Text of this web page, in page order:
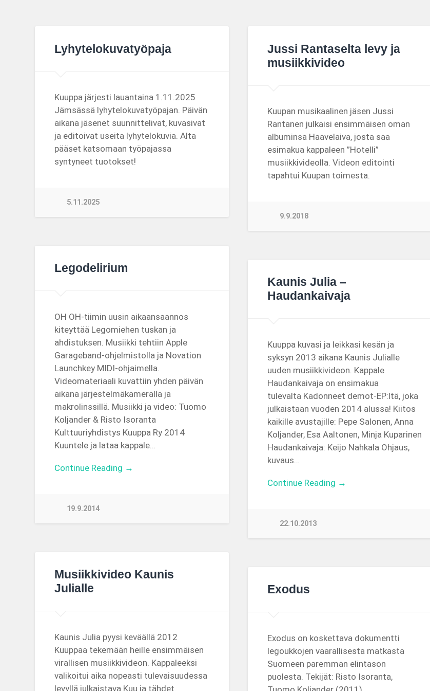
Lyhytelokuvatyöpaja
Kuuppa järjesti lauantaina 1.11.2025
Jämsässä lyhytelokuvatyöpajan. Päivän
aikana jäsenet suunnittelivat, kuvasivat
ja editoivat useita lyhytelokuvia. Alta
pääset katsomaan työpajassa
syntyneet tuotokset!
5.11.2025
Jussi Rantaselta levy ja
musiikkivideo
Kuupan musikaalinen jäsen Jussi
Rantanen julkaisi ensimmäisen oman
albuminsa Haavelaiva, josta saa
esimakua kappaleen ”Hotelli”
musiikkivideolla. Videon editointi
tapahtui Kuupan toimesta.
9.9.2018
Legodelirium
OH OH-tiimin uusin aikaansaannos
kiteyttää Legomiehen tuskan ja
ahdistuksen. Musiikki tehtiin Apple
Garageband-ohjelmistolla ja Novation
Launchkey MIDI-ohjaimella.
Videomateriaali kuvattiin yhden päivän
aikana järjestelmäkameralla ja
makrolinssillä. Musiikki ja video: Tuomo
Koljander & Risto Isoranta
Kulttuuriyhdistys Kuuppa Ry 2014
Kuuntele ja lataa kappale…
Continue Reading →
19.9.2014
Kaunis Julia –
Haudankaivaja
Kuuppa kuvasi ja leikkasi kesän ja
syksyn 2013 aikana Kaunis Julialle
uuden musiikkivideon. Kappale
Haudankaivaja on ensimakua
tulevalta Kadonneet demot-EP:ltä, joka
julkaistaan vuoden 2014 alussa! Kiitos
kaikille avustajille: Pepe Salonen, Anna
Koljander, Esa Aaltonen, Minja Kuparinen
Haudankaivaja: Keijo Nahkala Ohjaus,
kuvaus…
Continue Reading →
22.10.2013
Musiikkivideo Kaunis
Julialle
Kaunis Julia pyysi keväällä 2012
Kuuppaa tekemään heille ensimmäisen
virallisen musiikkivideon. Kappaleeksi
valikoitui aika nopeasti tulevaisuudessa
levyllä julkaistava Kuu ja tähdet.
Exodus
Exodus on koskettava dokumentti
legoukkojen vaarallisesta matkasta
Suomeen paremman elintason
puolesta. Tekijät: Risto Isoranta,